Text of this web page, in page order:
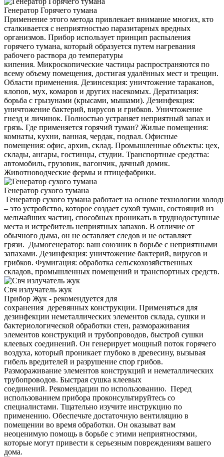
Генератор Горячего тумана
Применение этого метода привлекает внимание многих, кто
сталкивается с неприятностью паразитарных вредных
организмов. Прибор использует принцип распыления
горячего тумана, который образуется путем нагревания
рабочего раствора до температуры
кипения. Микроскопические частицы распространяются по
всему объему помещения, достигая удалённых мест и трещин.
Области применения. Дезинсекция: уничтожение тараканов,
клопов, мух, комаров и других насекомых. Дератизация:
борьба с грызунами (крысами, мышами). Дезинфекция:
уничтожение бактерий, вирусов и грибков. Уничтожение
гнезд и личинок. Полностью устраняет неприятный запах и
грязь. Где применяется горячий туман? Жилые помещения:
комнаты, кухни, ванная, чердак, подвал. Офисные
помещения: офис, архив, склад. Промышленные объекты: цех,
склады, ангары, гостинцы, студии. Транспортные средства:
автомобиль, грузовик, вагончик, дачный домик.
Животноводческие фермы и птицефабрики.
Генератор сухого тумана
Генератор сухого тумана работает на основе технологии
– это устройство, которое создает сухой туман, состоящий из
мельчайших частиц, способных проникать в труднодоступные
места и истребитель неприятных запахов. В отличие от
обычного дыма, он не оставляет следов и не оставляет
грязи. Дымогенератор: ваш союзник в борьбе с неприятными
запахами. Дезинфекция: уничтожение бактерий, вирусов и
грибков. Фумигация: обработка сельскохозяйственных
складов, промышленных помещений и транспортных средств.
Свч излучатель жук
Прибор Жук - рекомендуется для
сохранения деревянных конструкции. Применяться для
дезинфекции неметаллических элементов склада, сушки и
бактериологической обработки стен, размораживания
элементов конструкций и трубопроводов, быстрой сушки
клеевых соединений. Он генерирует мощный поток горячего
воздуха, который проникает глубоко в древесину, вызывая
гибель вредителей и разрушение спор грибов.
Размораживание элементов конструкций и неметаллических
трубопроводов. Быстрая сушка клеевых
соединений. Рекомендации по использованию. Перед
использованием прибора проконсультируйтесь со
специалистами. Тщательно изучите инструкцию по
применению. Обеспечьте достаточную вентиляцию в
помещении во время обработки. Он оказыват вам
неоценимую помощь в борьбе с этими неприятностями,
которые могут привести к серьезным повреждениям вашего
дома.